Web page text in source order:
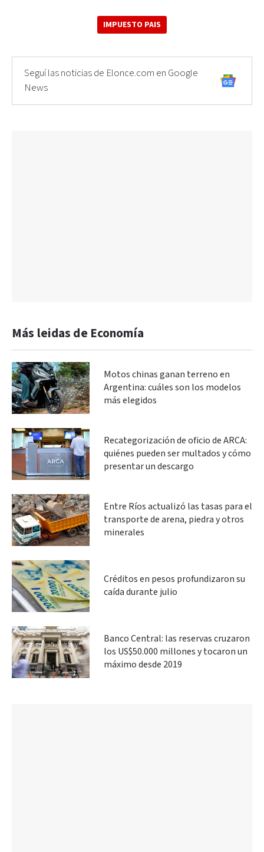
IMPUESTO PAIS
Seguí las noticias de Elonce.com en Google
News
Más leidas de Economía
Motos chinas ganan terreno en
Argentina: cuáles son los modelos
más elegidos
Recategorización de oficio de ARCA:
quiénes pueden ser multados y cómo
presentar un descargo
Entre Ríos actualizó las tasas para el
transporte de arena, piedra y otros
minerales
Créditos en pesos profundizaron su
caída durante julio
Banco Central: las reservas cruzaron
los US$50.000 millones y tocaron un
máximo desde 2019